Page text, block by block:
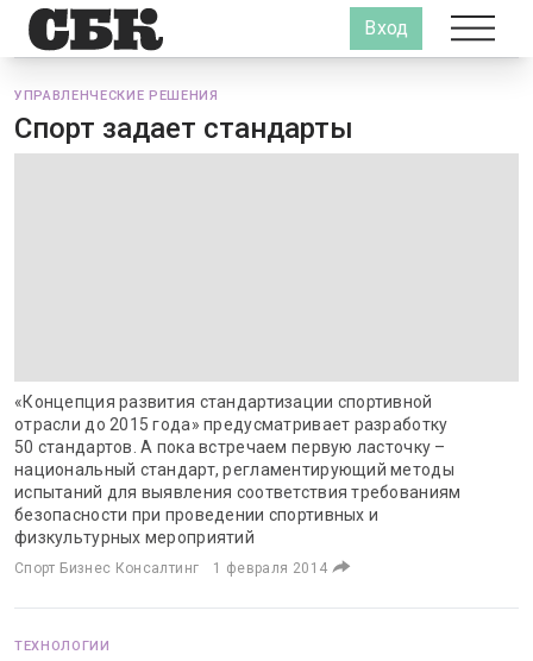
Вход
УПРАВЛЕНЧЕСКИЕ РЕШЕНИЯ
Спорт задает стандарты
«Концепция развития стандартизации спортивной
отрасли до 2015 года» предусматривает разработку
50 стандартов. А пока встречаем первую ласточку –
национальный стандарт, регламентирующий методы
испытаний для выявления соответствия требованиям
безопасности при проведении спортивных и
физкультурных мероприятий
Спорт Бизнес Консалтинг 1 февраля 2014
ТЕХНОЛОГИИ